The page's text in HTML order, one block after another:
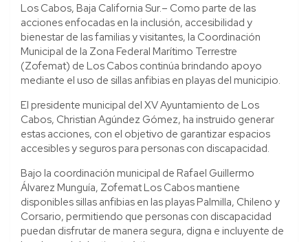
Los Cabos, Baja California Sur.– Como parte de las
acciones enfocadas en la inclusión, accesibilidad y
bienestar de las familias y visitantes, la Coordinación
Municipal de la Zona Federal Marítimo Terrestre
(Zofemat) de Los Cabos continúa brindando apoyo
mediante el uso de sillas anfibias en playas del municipio.
El presidente municipal del XV Ayuntamiento de Los
Cabos, Christian Agúndez Gómez, ha instruido generar
estas acciones, con el objetivo de garantizar espacios
accesibles y seguros para personas con discapacidad.
Bajo la coordinación municipal de Rafael Guillermo
Álvarez Munguía, Zofemat Los Cabos mantiene
disponibles sillas anfibias en las playas Palmilla, Chileno y
Corsario, permitiendo que personas con discapacidad
puedan disfrutar de manera segura, digna e incluyente de